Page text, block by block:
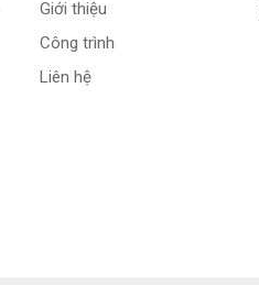
Giới thiệu
Công trình
Liên hệ